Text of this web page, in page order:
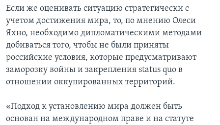
Если же оценивать ситуацию стратегически с
учетом достижения мира, то, по мнению Олеси
Яхно, необходимо дипломатическими методами
добиваться того, чтобы не были приняты
российские условия, которые предусматривают
заморозку войны и закрепления status quo в
отношении оккупированных территорий.
«Подход к установлению мира должен быть
основан на международном праве и на статуте